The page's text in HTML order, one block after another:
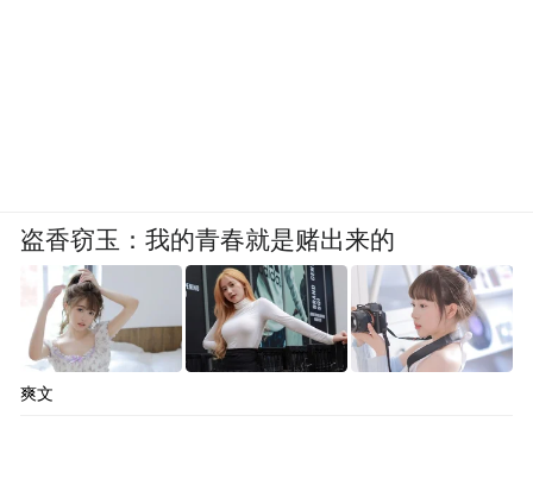
盗香窃玉：我的青春就是赌出来的
爽文